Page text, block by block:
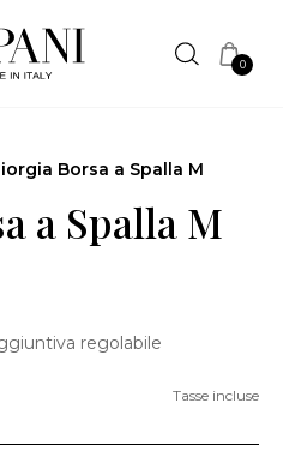
0
Borsa a Spalla M
a Spalla M
regolabile
Tasse incluse